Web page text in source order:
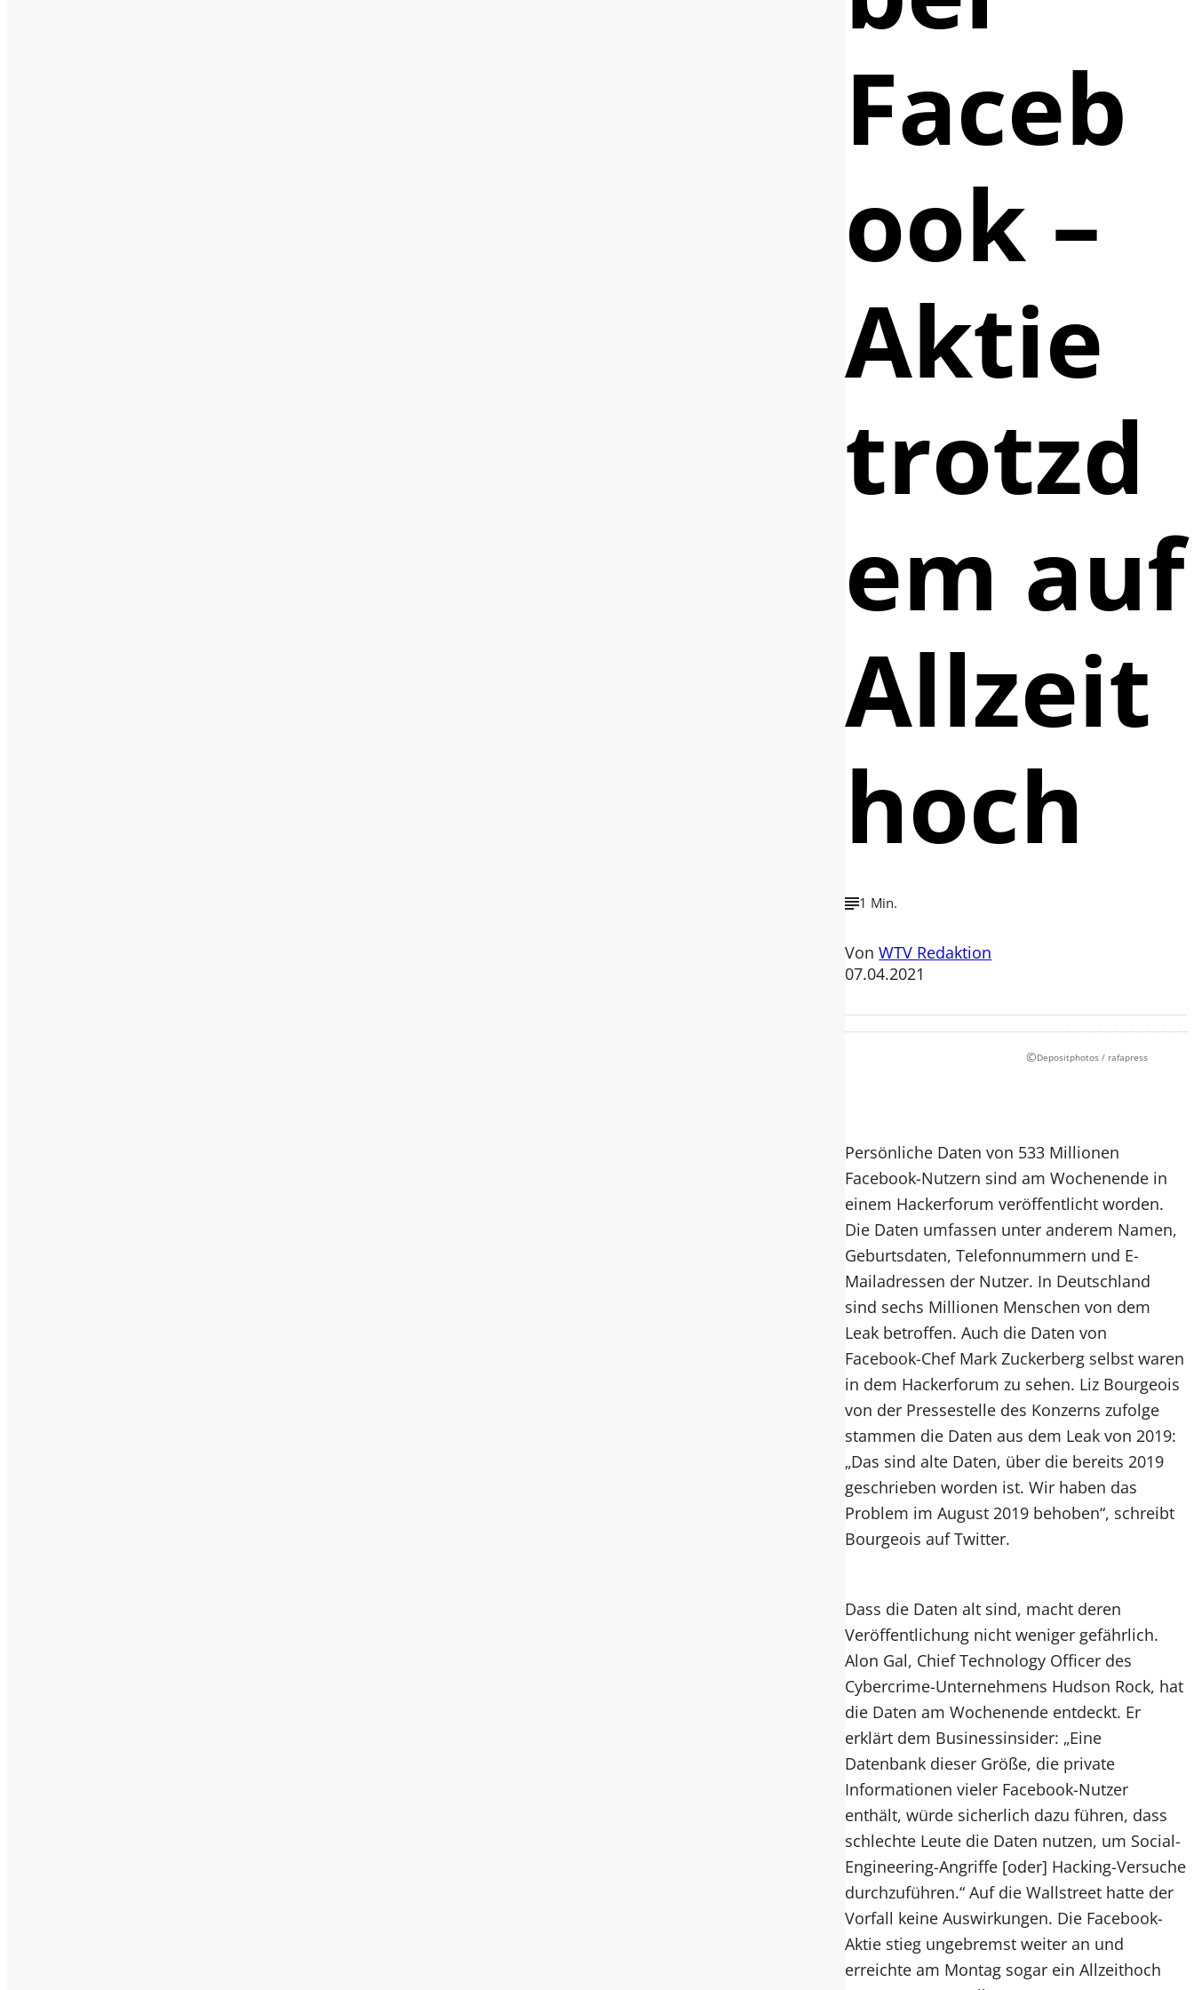
Faceb
ook –
Aktie
trotzd
em auf
Allzeit
hoch
1 Min.
VonWTV Redaktion
07.04.2021
©Depositphotos / rafapress
Persönliche Daten von 533 Millionen
Facebook-Nutzern sind am Wochenende in
einem Hackerforum veröffentlicht worden.
Die Daten umfassen unter anderem Namen,
Geburtsdaten, Telefonnummern und E-
Mailadressen der Nutzer. In Deutschland
sind sechs Millionen Menschen von dem
Leak betroffen. Auch die Daten von
Facebook-Chef Mark Zuckerberg selbst waren
in dem Hackerforum zu sehen. Liz Bourgeois
von der Pressestelle des Konzerns zufolge
stammen die Daten aus dem Leak von 2019:
„Das sind alte Daten, über die bereits 2019
geschrieben worden ist. Wir haben das
Problem im August 2019 behoben“, schreibt
Bourgeois auf Twitter.
Dass die Daten alt sind, macht deren
Veröffentlichung nicht weniger gefährlich.
Alon Gal, Chief Technology Officer des
Cybercrime-Unternehmens Hudson Rock, hat
die Daten am Wochenende entdeckt. Er
erklärt dem Businessinsider: „Eine
Datenbank dieser Größe, die private
Informationen vieler Facebook-Nutzer
enthält, würde sicherlich dazu führen, dass
schlechte Leute die Daten nutzen, um Social-
Engineering-Angriffe [oder] Hacking-Versuche
durchzuführen.“ Auf die Wallstreet hatte der
Vorfall keine Auswirkungen. Die Facebook-
Aktie stieg ungebremst weiter an und
erreichte am Montag sogar ein Allzeithoch